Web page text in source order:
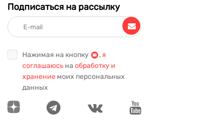
Подписаться на рассылку
Нажимая на кнопку , я
соглашаюсь на обработку и
хранение моих персональных
данных